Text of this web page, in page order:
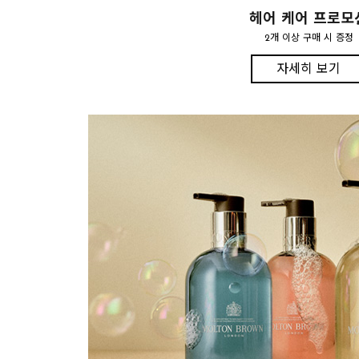
헤어 케어 프로모
2개 이상 구매 시 증정
자세히 보기